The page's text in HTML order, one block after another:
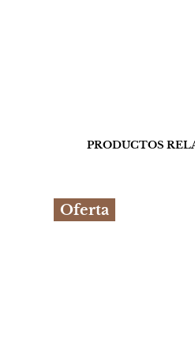
PRODUCTOS
Oferta